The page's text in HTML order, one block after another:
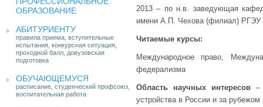
ОБРАЗОВАНИЕ
АБИТУРИЕНТУ
правила приема, вступительные
испытания, конкурсная ситуация,
проходной балл, довузовская
подготовка
ОБУЧАЮЩЕМУСЯ
расписание, студенческий профсоюз,
воспитательная работа
2013 – по н.в. заведующая
имени А.П. Чехова (филиал)
Читаемые курсы:
Международное право,
федерализма
Область научных интересов –
устройства в России и за рубежом